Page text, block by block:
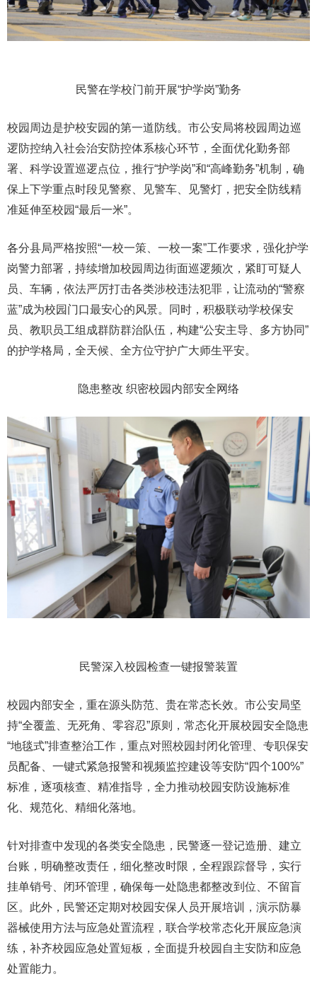
民警在学校门前开展“护学岗”勤务
校园周边是护校安园的第一道防线。市公安局将校园周边巡
逻防控纳入社会治安防控体系核心环节，全面优化勤务部
署、科学设置巡逻点位，推行“护学岗”和“高峰勤务”机制，确
保上下学重点时段见警察、见警车、见警灯，把安全防线精
准延伸至校园“最后一米”。
各分县局严格按照“一校一策、一校一案”工作要求，强化护学
岗警力部署，持续增加校园周边街面巡逻频次，紧盯可疑人
员、车辆，依法严厉打击各类涉校违法犯罪，让流动的“警察
蓝”成为校园门口最安心的风景。同时，积极联动学校保安
员、教职员工组成群防群治队伍，构建“公安主导、多方协同”
的护学格局，全天候、全方位守护广大师生平安。
隐患整改 织密校园内部安全网络
民警深入校园检查一键报警装置
校园内部安全，重在源头防范、贵在常态长效。市公安局坚
持“全覆盖、无死角、零容忍”原则，常态化开展校园安全隐患
“地毯式”排查整治工作，重点对照校园封闭化管理、专职保安
员配备、一键式紧急报警和视频监控建设等安防“四个100%”
标准，逐项核查、精准指导，全力推动校园安防设施标准
化、规范化、精细化落地。
针对排查中发现的各类安全隐患，民警逐一登记造册、建立
台账，明确整改责任，细化整改时限，全程跟踪督导，实行
挂单销号、闭环管理，确保每一处隐患都整改到位、不留盲
区。此外，民警还定期对校园安保人员开展培训，演示防暴
器械使用方法与应急处置流程，联合学校常态化开展应急演
练，补齐校园应急处置短板，全面提升校园自主安防和应急
处置能力。